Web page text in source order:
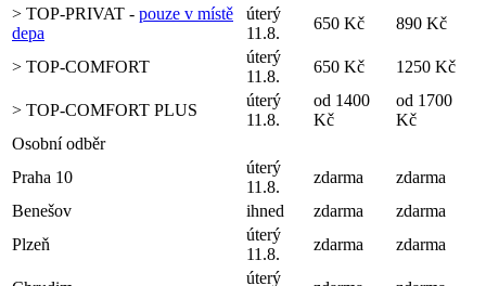
> TOP-PRIVAT - pouze v místě
depa
úterý
11.8.
650 Kč 890 Kč
> TOP-COMFORT
úterý
11.8.
650 Kč 1250 Kč
> TOP-COMFORT PLUS
úterý
11.8.
od 1400
Kč
od 1700
Kč
Osobní odběr
Praha 10
úterý
11.8.
zdarma
zdarma
Benešov
ihned zdarma
zdarma
Plzeň
úterý
11.8.
zdarma zdarma
úterý